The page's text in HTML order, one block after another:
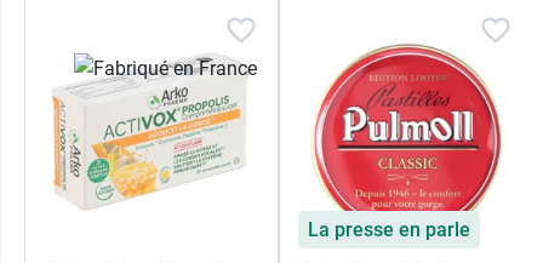
La presse en parle